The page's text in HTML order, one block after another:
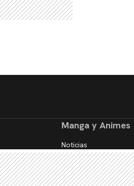
Manga y Animes
Noticias
Reseñas